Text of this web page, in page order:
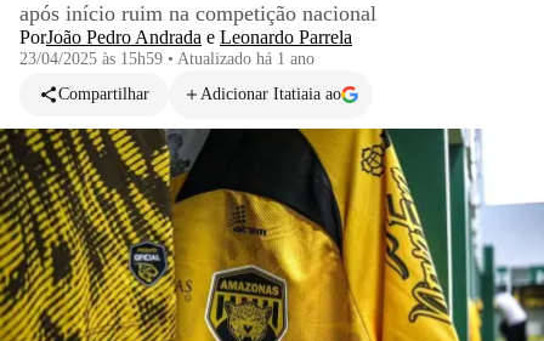
após início ruim na competição nacional
PorJoão Pedro Andrada e Leonardo Parrela
23/04/2025 às 15h59 • Atualizado há 1 ano
Compartilhar
Adicionar Itatiaia ao